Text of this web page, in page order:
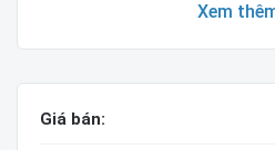
Tính năng
Layout
Widget
Xem
Giá bán: